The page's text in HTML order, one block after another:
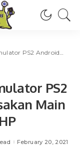
Bisa Rasakan Main Game PS2 di HP
PS2
Main
February 20, 2021